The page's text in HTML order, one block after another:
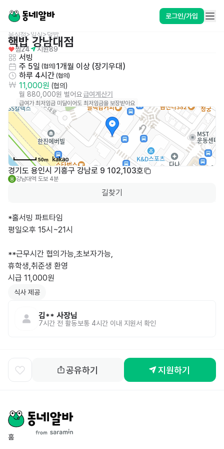
로그인/가입
음식점>일식>덮밥
핵밥 강남대점
찜24 지원89
서빙
주 5일 (협의) 1개월 이상 (장기우대)
하루 4시간 (협의)
11,000원 (협의)
월 880,000원 벌어요급여계산기
급여가 최저임금 미달이어도 최저임금을 보장받아요
50m
경기도 용인시 기흥구 강남로 9 102,103호
용 강남대역 도보 4분
길찾기
*홀서빙 파트타임
평일오후 15시~21시
**근무시간 협의가능,초보자가능,
휴학생,취준생 환영
식사 제공
김** 사장님
7시간 전 활동보통 4시간 이내 지원서 확인
공유하기 지원하기
홈